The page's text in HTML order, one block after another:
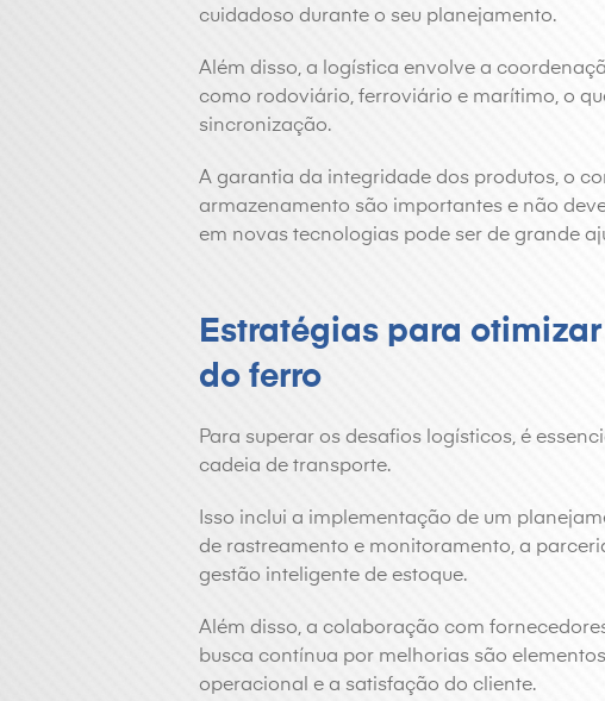
cuidadoso durante o seu planejamento.
Além disso, a logística envolve a
como rodoviário, ferroviário e marítimo, o
sincronização.
A garantia da integridade dos produtos, o
armazenamento são importantes e não
em novas tecnologias pode ser de grande
Estratégias para
do ferro
Para superar os desafios logísticos, é
cadeia de transporte.
Isso inclui a implementação de um
de rastreamento e monitoramento, a
gestão inteligente de estoque.
Além disso, a colaboração com
busca contínua por melhorias são
operacional e a satisfação do cliente.